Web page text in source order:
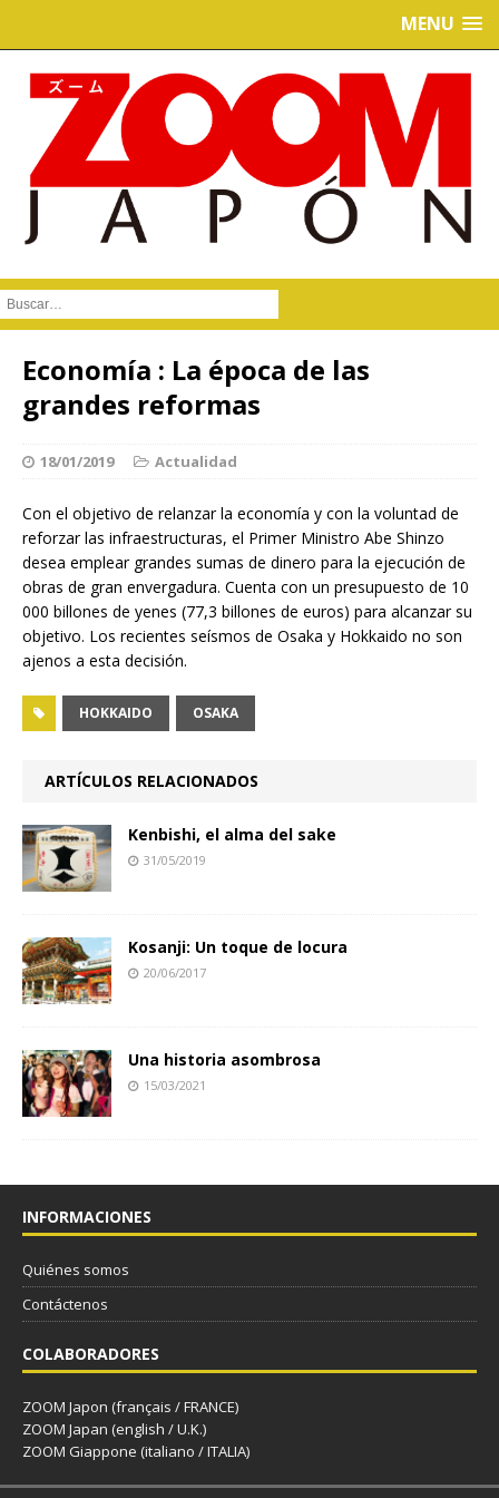
MENU
Buscar :
Economía : La época de las
grandes reformas
18/01/2019 Actualidad
Con el objetivo de relanzar la economía y con la voluntad de
reforzar las infraestructuras, el Primer Ministro Abe Shinzo
desea emplear grandes sumas de dinero para la ejecución de
obras de gran envergadura. Cuenta con un presupuesto de 10
000 billones de yenes (77,3 billones de euros) para alcanzar su
objetivo. Los recientes seísmos de Osaka y Hokkaido no son
ajenos a esta decisión.
HOKKAIDO OSAKA
ARTÍCULOS RELACIONADOS
Kenbishi, el alma del sake
31/05/2019
Kosanji: Un toque de locura
20/06/2017
Una historia asombrosa
15/03/2021
INFORMACIONES
Quiénes somos
Contáctenos
COLABORADORES
ZOOM Japon (français / FRANCE)
ZOOM Japan (english / U.K.)
ZOOM Giappone (italiano / ITALIA)